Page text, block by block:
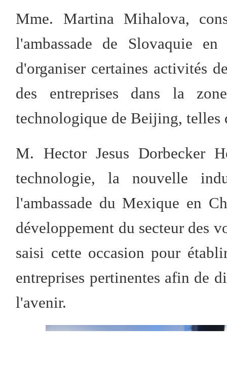
Mme. Martina Mihalova,
l'ambassade de Slovaquie
d'organiser certaines activités
des entreprises dans la
technologique de Beijing, telles
M. Hector Jesus Dorbecker
technologie, la nouvelle
l'ambassade du Mexique en
développement du secteur des
saisi cette occasion pour
entreprises pertinentes afin de
l'avenir.